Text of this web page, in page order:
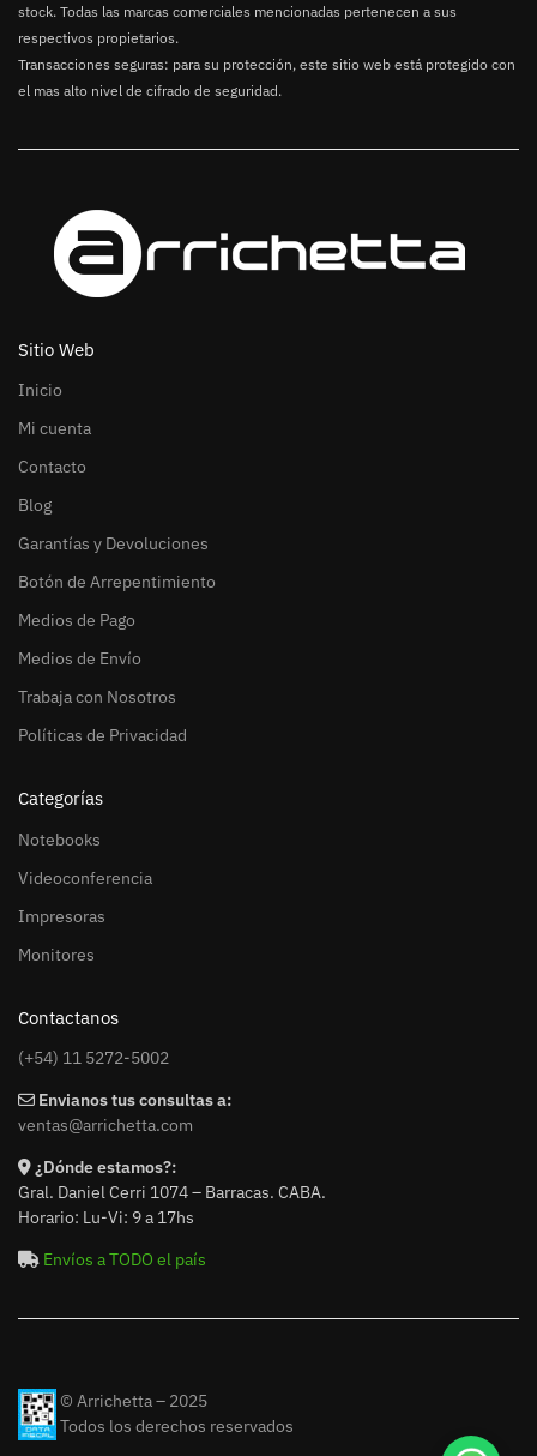
stock. Todas las marcas comerciales mencionadas pertenecen a sus
respectivos propietarios.
Transacciones seguras: para su protección, este sitio web está protegido con
el mas alto nivel de cifrado de seguridad.
Sitio Web
Inicio
Mi cuenta
Contacto
Blog
Garantías y Devoluciones
Botón de Arrepentimiento
Medios de Pago
Medios de Envío
Trabaja con Nosotros
Políticas de Privacidad
Categorías
Notebooks
Videoconferencia
Impresoras
Monitores
Contactanos
(+54) 11 5272-5002
Envianos tus consultas a:
ventas@arrichetta.com
¿Dónde estamos?:
Gral. Daniel Cerri 1074 – Barracas. CABA.
Horario: Lu-Vi: 9 a 17hs
Envíos a TODO el país
© Arrichetta – 2025
Todos los derechos reservados